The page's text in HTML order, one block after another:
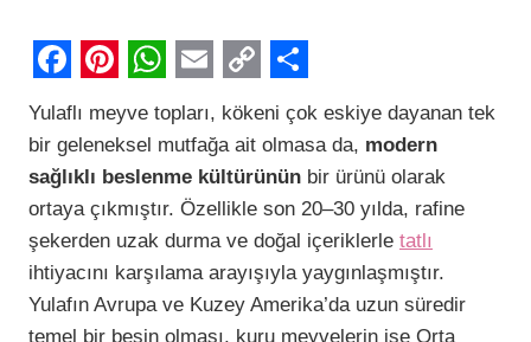
F
a
c
e
b
o
o
i
n
t
e
r
e
W
h
a
t
s
A
p
E
m
a
i
l
C
o
p
y
L
i
n
S
h
a
r
e
Yulaflı meyve topları, kökeni çok eskiye dayanan tek
bir geleneksel mutfağa ait olmasa da, modern
sağlıklı beslenme kültürünün bir ürünü olarak
ortaya çıkmıştır. Özellikle son 20–30 yılda, rafine
şekerden uzak durma ve doğal içeriklerle tatlı
ihtiyacını karşılama arayışıyla yaygınlaşmıştır.
Yulafın Avrupa ve Kuzey Amerika’da uzun süredir
temel bir besin olması, kuru meyvelerin ise Orta